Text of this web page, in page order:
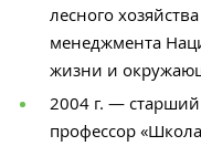
лесного
менеджмента
жизни и
2004 г. —
профессор